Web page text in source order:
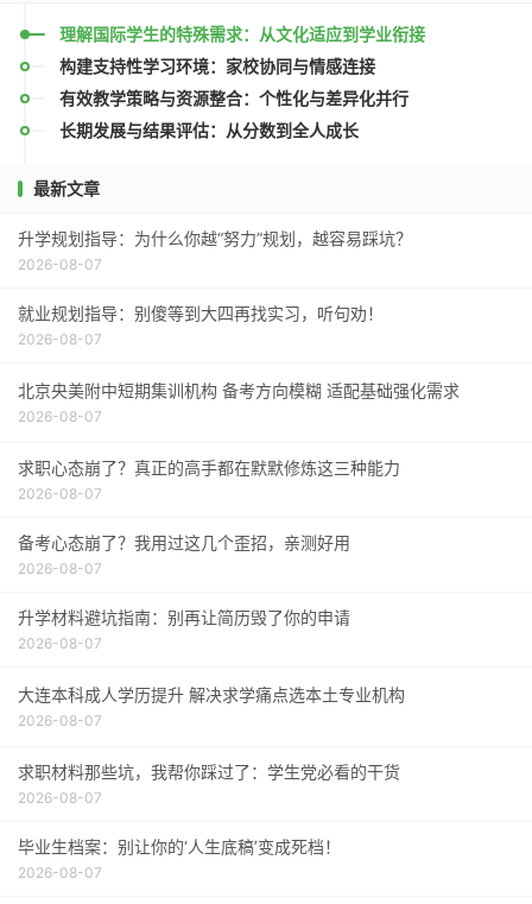
理解国际学生的特殊需求：从文化适应到学业衔接
构建支持性学习环境：家校协同与情感连接
有效教学策略与资源整合：个性化与差异化并行
长期发展与结果评估：从分数到全人成长
最新文章
升学规划指导：为什么你越“努力”规划，越容易踩坑？
2026-08-07
就业规划指导：别傻等到大四再找实习，听句劝！
2026-08-07
北京央美附中短期集训机构 备考方向模糊 适配基础强化需求
2026-08-07
求职心态崩了？真正的高手都在默默修炼这三种能力
2026-08-07
备考心态崩了？我用过这几个歪招，亲测好用
2026-08-07
升学材料避坑指南：别再让简历毁了你的申请
2026-08-07
大连本科成人学历提升 解决求学痛点选本土专业机构
2026-08-07
求职材料那些坑，我帮你踩过了：学生党必看的干货
2026-08-07
毕业生档案：别让你的‘人生底稿’变成死档！
2026-08-07